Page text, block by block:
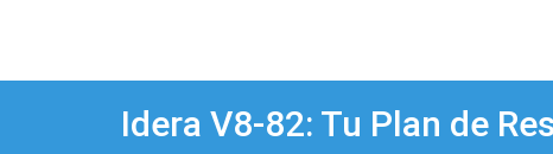
Idera V8-82: Tu Plan de